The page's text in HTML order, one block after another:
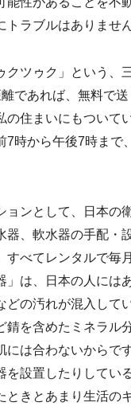
ラブルはありませ
ツゥク」という、
であれば、無料で
の住まいにもついて
7時から午後7時まで
ョンとして、日本の
器、軟水器の手配・
すべてレンタルで毎
」は、日本の人には
の汚れが混入して
錆を含めたミネラル
には合わないからで
を設置したりしてい
ときとあまり生活の